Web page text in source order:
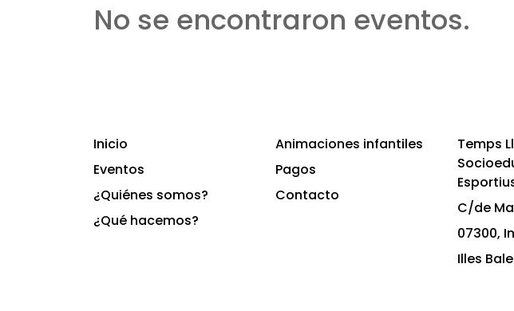
No se encontraron eventos.
Inicio
Eventos
¿Quiénes somos?
¿Qué hacemos?
Animaciones infantiles
Pagos
Contacto
Temps
C/de
07300,
Illes